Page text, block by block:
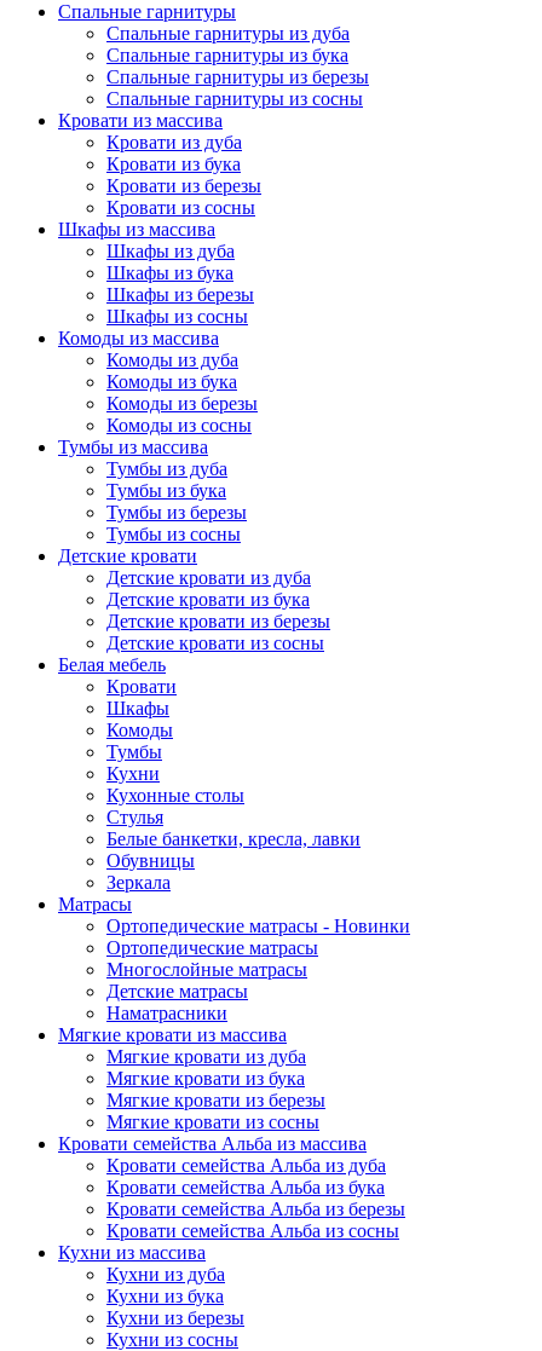
Спальные гарнитуры
Спальные гарнитуры из дуба
Спальные гарнитуры из бука
Спальные гарнитуры из березы
Спальные гарнитуры из сосны
Кровати из массива
Кровати из дуба
Кровати из бука
Кровати из березы
Кровати из сосны
Шкафы из массива
Шкафы из дуба
Шкафы из бука
Шкафы из березы
Шкафы из сосны
Комоды из массива
Комоды из дуба
Комоды из бука
Комоды из березы
Комоды из сосны
Тумбы из массива
Тумбы из дуба
Тумбы из бука
Тумбы из березы
Тумбы из сосны
Детские кровати
Детские кровати из дуба
Детские кровати из бука
Детские кровати из березы
Детские кровати из сосны
Белая мебель
Кровати
Шкафы
Комоды
Тумбы
Кухни
Кухонные столы
Стулья
Белые банкетки, кресла, лавки
Обувницы
Зеркала
Матрасы
Ортопедические матрасы - Новинки
Ортопедические матрасы
Многослойные матрасы
Детские матрасы
Наматрасники
Мягкие кровати из массива
Мягкие кровати из дуба
Мягкие кровати из бука
Мягкие кровати из березы
Мягкие кровати из сосны
Кровати семейства Альба из массива
Кровати семейства Альба из дуба
Кровати семейства Альба из бука
Кровати семейства Альба из березы
Кровати семейства Альба из сосны
Кухни из массива
Кухни из дуба
Кухни из бука
Кухни из березы
Кухни из сосны